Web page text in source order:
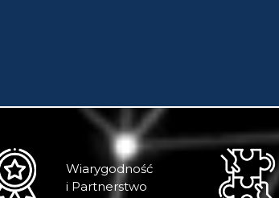
Wiarygodność
i Partnerstwo